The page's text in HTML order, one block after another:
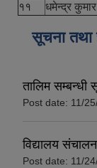
११
धमेन्द्र कुमार
सूचना तथा
तालिम सम्बन्धी
Post date: 11/
विद्यालय
Post date: 11/